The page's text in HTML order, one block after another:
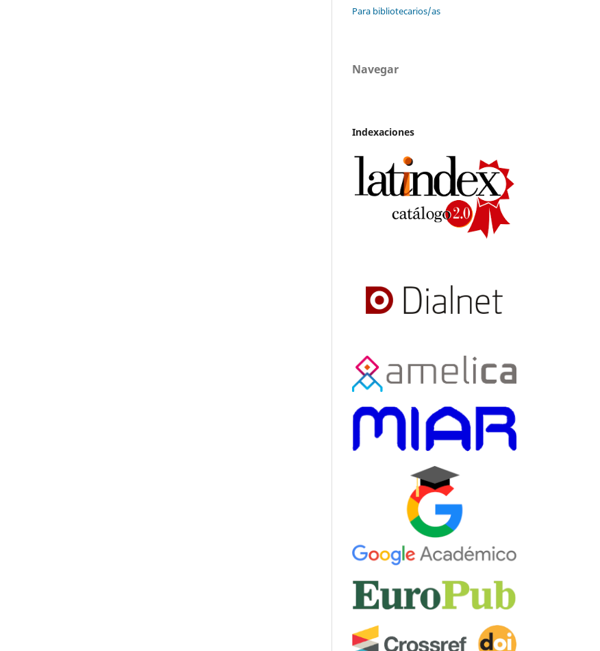
Para bibliotecarios/as
Navegar
Indexaciones